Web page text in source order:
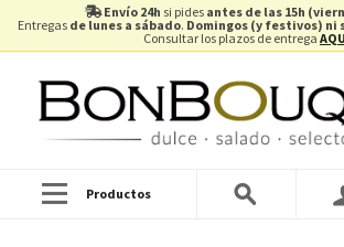
Envío 24h si pides antes de las 15h
Entregas de lunes a sábado. Domingos (y festivos) ni
Consultar los plazos de entrega
Productos